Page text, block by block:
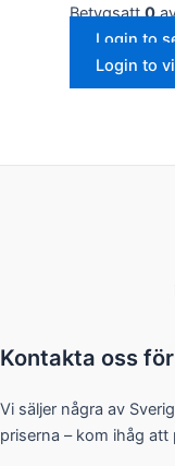
Betygsatt0
Login to
Login to
Kontakta oss
Vi säljer några av
priserna – kom ihåg